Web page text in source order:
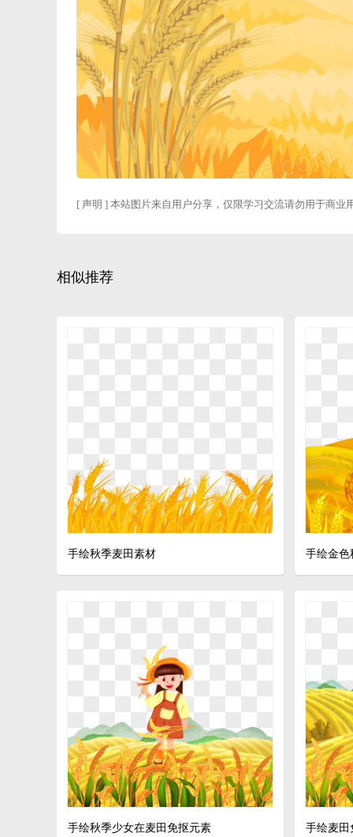
[ 声明 ] 本站图片来自用户分享，仅限学习交流请勿用于商业
相似推荐
手绘秋季麦田素材 手绘金色
手绘秋季少女在麦田免抠元素 手绘麦田